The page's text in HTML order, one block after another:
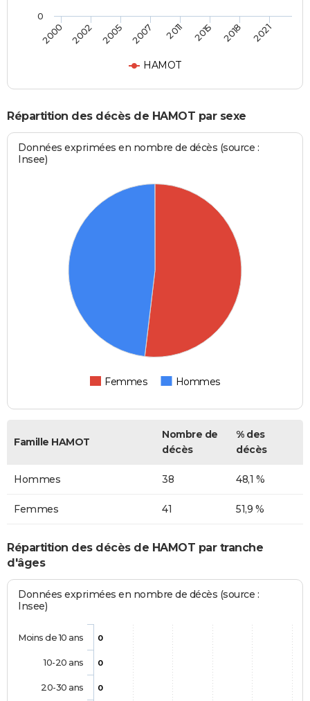
HAMOT
2000 2002 2005 2007 2011 2015 2018 2021
0
Répartition des décès de HAMOT par sexe
Données exprimées en nombre de décès (source :
Insee)
Femmes Hommes
Famille HAMOT
Nombre de
décès
% des
décès
Hommes 38 48,1 %
Femmes 41 51,9 %
Répartition des décès de HAMOT par tranche
d'âges
Données exprimées en nombre de décès (source :
Insee)
0
0
0
Moins de 10 ans
10-20 ans
20-30 ans